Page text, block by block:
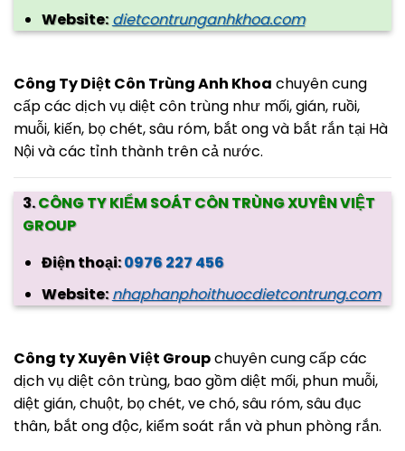
Website: dietcontrunganhkhoa.com
Công Ty Diệt Côn Trùng Anh Khoa chuyên cung
cấp các dịch vụ diệt côn trùng như mối, gián, ruồi,
muỗi, kiến, bọ chét, sâu róm, bắt ong và bắt rắn tại Hà
Nội và các tỉnh thành trên cả nước.
3.CÔNG TY KIỂM SOÁT CÔN TRÙNG XUYÊN VIỆT
GROUP
Điện thoại:0976 227 456
Website: nhaphanphoithuocdietcontrung.com
Công ty Xuyên Việt Groupchuyên cung cấp các
dịch vụ diệt côn trùng, bao gồm diệt mối, phun muỗi,
diệt gián, chuột, bọ chét, ve chó, sâu róm, sâu đục
thân, bắt ong độc, kiểm soát rắn và phun phòng rắn.